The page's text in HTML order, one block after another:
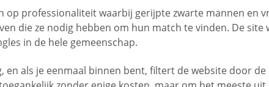
op professionaliteit waarbij gerijpte zwarte mannen
die ze nodig hebben om hun match te vinden. De
in de hele gemeenschap.
en als je eenmaal binnen bent, filtert de website door